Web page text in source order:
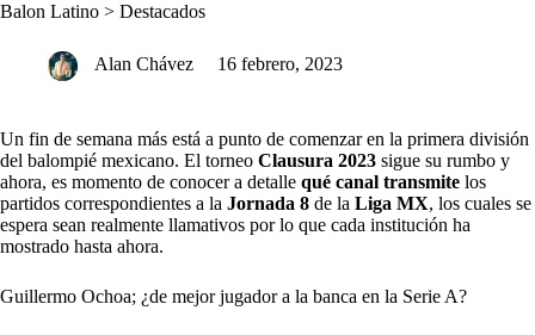
n
Balon Latino > Destacados
Alan Chávez 16 febrero, 2023
Un fin de semana más está a punto de comenzar en la primera división
del balompié mexicano. El torneo Clausura 2023 sigue su rumbo y
ahora, es momento de conocer a detalle qué canal transmite los
partidos correspondientes a la Jornada 8 de la Liga MX, los cuales se
espera sean realmente llamativos por lo que cada institución ha
mostrado hasta ahora.
Guillermo Ochoa; ¿de mejor jugador a la banca en la Serie A?